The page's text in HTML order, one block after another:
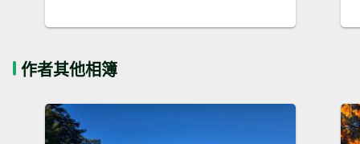
作者其他相簿